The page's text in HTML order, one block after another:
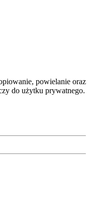
powielanie oraz
do użytku prywatnego.